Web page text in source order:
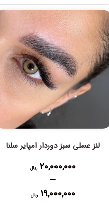
لنز عسلی سبز دوردار امپایر سلنا
20,000,000 ریال
–
19,000,000 ریال
Price
range: